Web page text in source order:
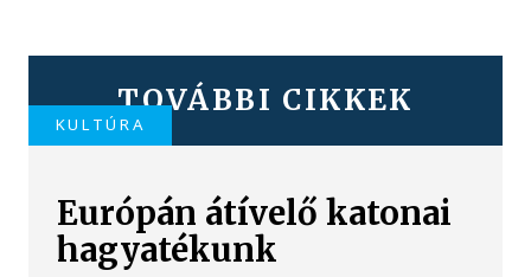
TOVÁBBI CIKKEK
KULTÚRA
Európán átívelő katonai
hagyatékunk